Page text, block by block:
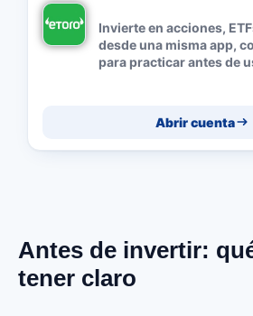
Invierte en acciones,
desde una misma app,
para practicar antes de
Abrir cuenta
Antes de invertir:
tener claro